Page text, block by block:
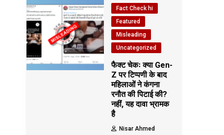
Fact Check hi
Featured
Misleading
Uncategorized
फैक्ट चेकः क्या Gen-
Z पर टिप्पणी के बाद
महिलाओं ने कंगना
रनौत की पिटाई की?
नहीं, यह दावा भ्रामक
है
Nisar Ahmed